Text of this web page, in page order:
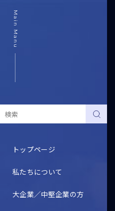
Main Manu
トップページ
私たちについて
大企業／中堅企業の方